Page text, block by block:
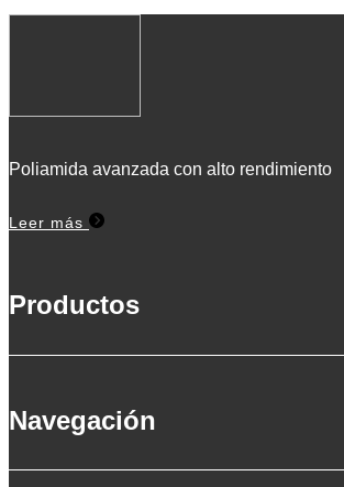
Poliamida avanzada con alto rendimiento
Leer más
Productos
Navegación